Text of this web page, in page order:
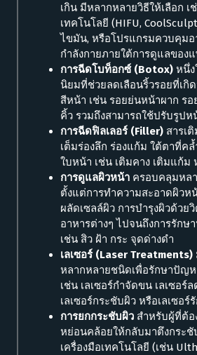
เกิน มีหลากหลายวิธีให้เลือก เ
เทคโนโลยี (HIFU,
ไขมัน, หรือโปรแกรมควบคุมอ
กำลังกายภายใต้การดูแลของ
การฉีดโบท็อกซ์ (Botox) หนึ่
นิยมที่ช่วยลดเลือนริ้วรอยที่เกิ
สีหน้า เช่น รอยย่นหน้าผาก รอ
คิ้ว รวมถึงสามารถใช้ปรับรูปห
การฉีดฟิลเลอร์ (Filler) สารเ
เต็มร่องลึก ร่องแก้ม ใต้ตาที่ค
ใบหน้า เช่น เติมคาง เติมแก้ม
การดูแลผิวหน้า ครอบคลุมหล
ตั้งแต่การทำความสะอาดผิวห
ผลัดเซลล์ผิว การบำรุงผิวด้วย
อาหารต่างๆ ไปจนถึงการรักษ
เช่น สิว ฝ้า กระ จุดด่างดำ
เลเซอร์ (Laser Treatments)
หลากหลายชนิดเพื่อรักษาปัญ
เช่น เลเซอร์กำจัดขน เลเซอร์
เลเซอร์กระชับผิว หรือเลเซอร์
การยกกระชับผิว สำหรับผู้ที่ต้
หย่อนคล้อยให้กลับมาตึงกระ
เครื่องมือเทคโนโลยี (เช่น